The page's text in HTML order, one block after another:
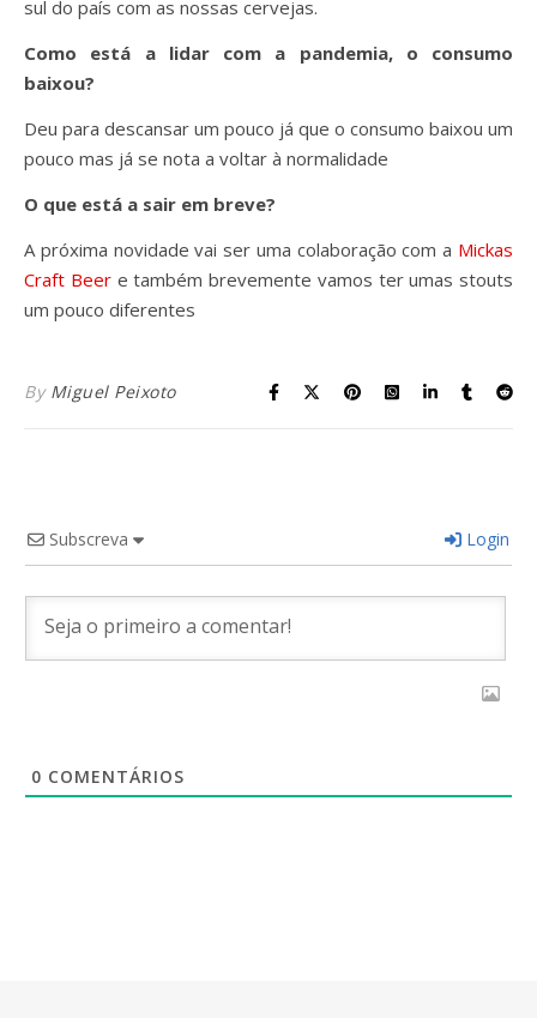
sul do país com as nossas cervejas.
Como está a lidar com a pandemia, o consumo
baixou?
Deu para descansar um pouco já que o consumo baixou um
pouco mas já se nota a voltar à normalidade
O que está a sair em breve?
A próxima novidade vai ser uma colaboração com a Mickas
Craft Beere também brevemente vamos ter umas stouts
um pouco diferentes
By Miguel Peixoto
Subscreva Login
0 COMENTÁRIOS